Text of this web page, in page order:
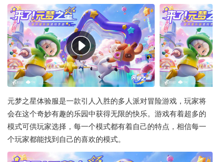
元梦之星体验服是一款引人入胜的多人派对冒险游戏，玩家将
会在这个奇妙有趣的乐园中获得无限的快乐。游戏有着超多的
模式可供玩家选择，每一个模式都有着自己的特点，相信每一
个玩家都能找到自己的喜欢的模式。